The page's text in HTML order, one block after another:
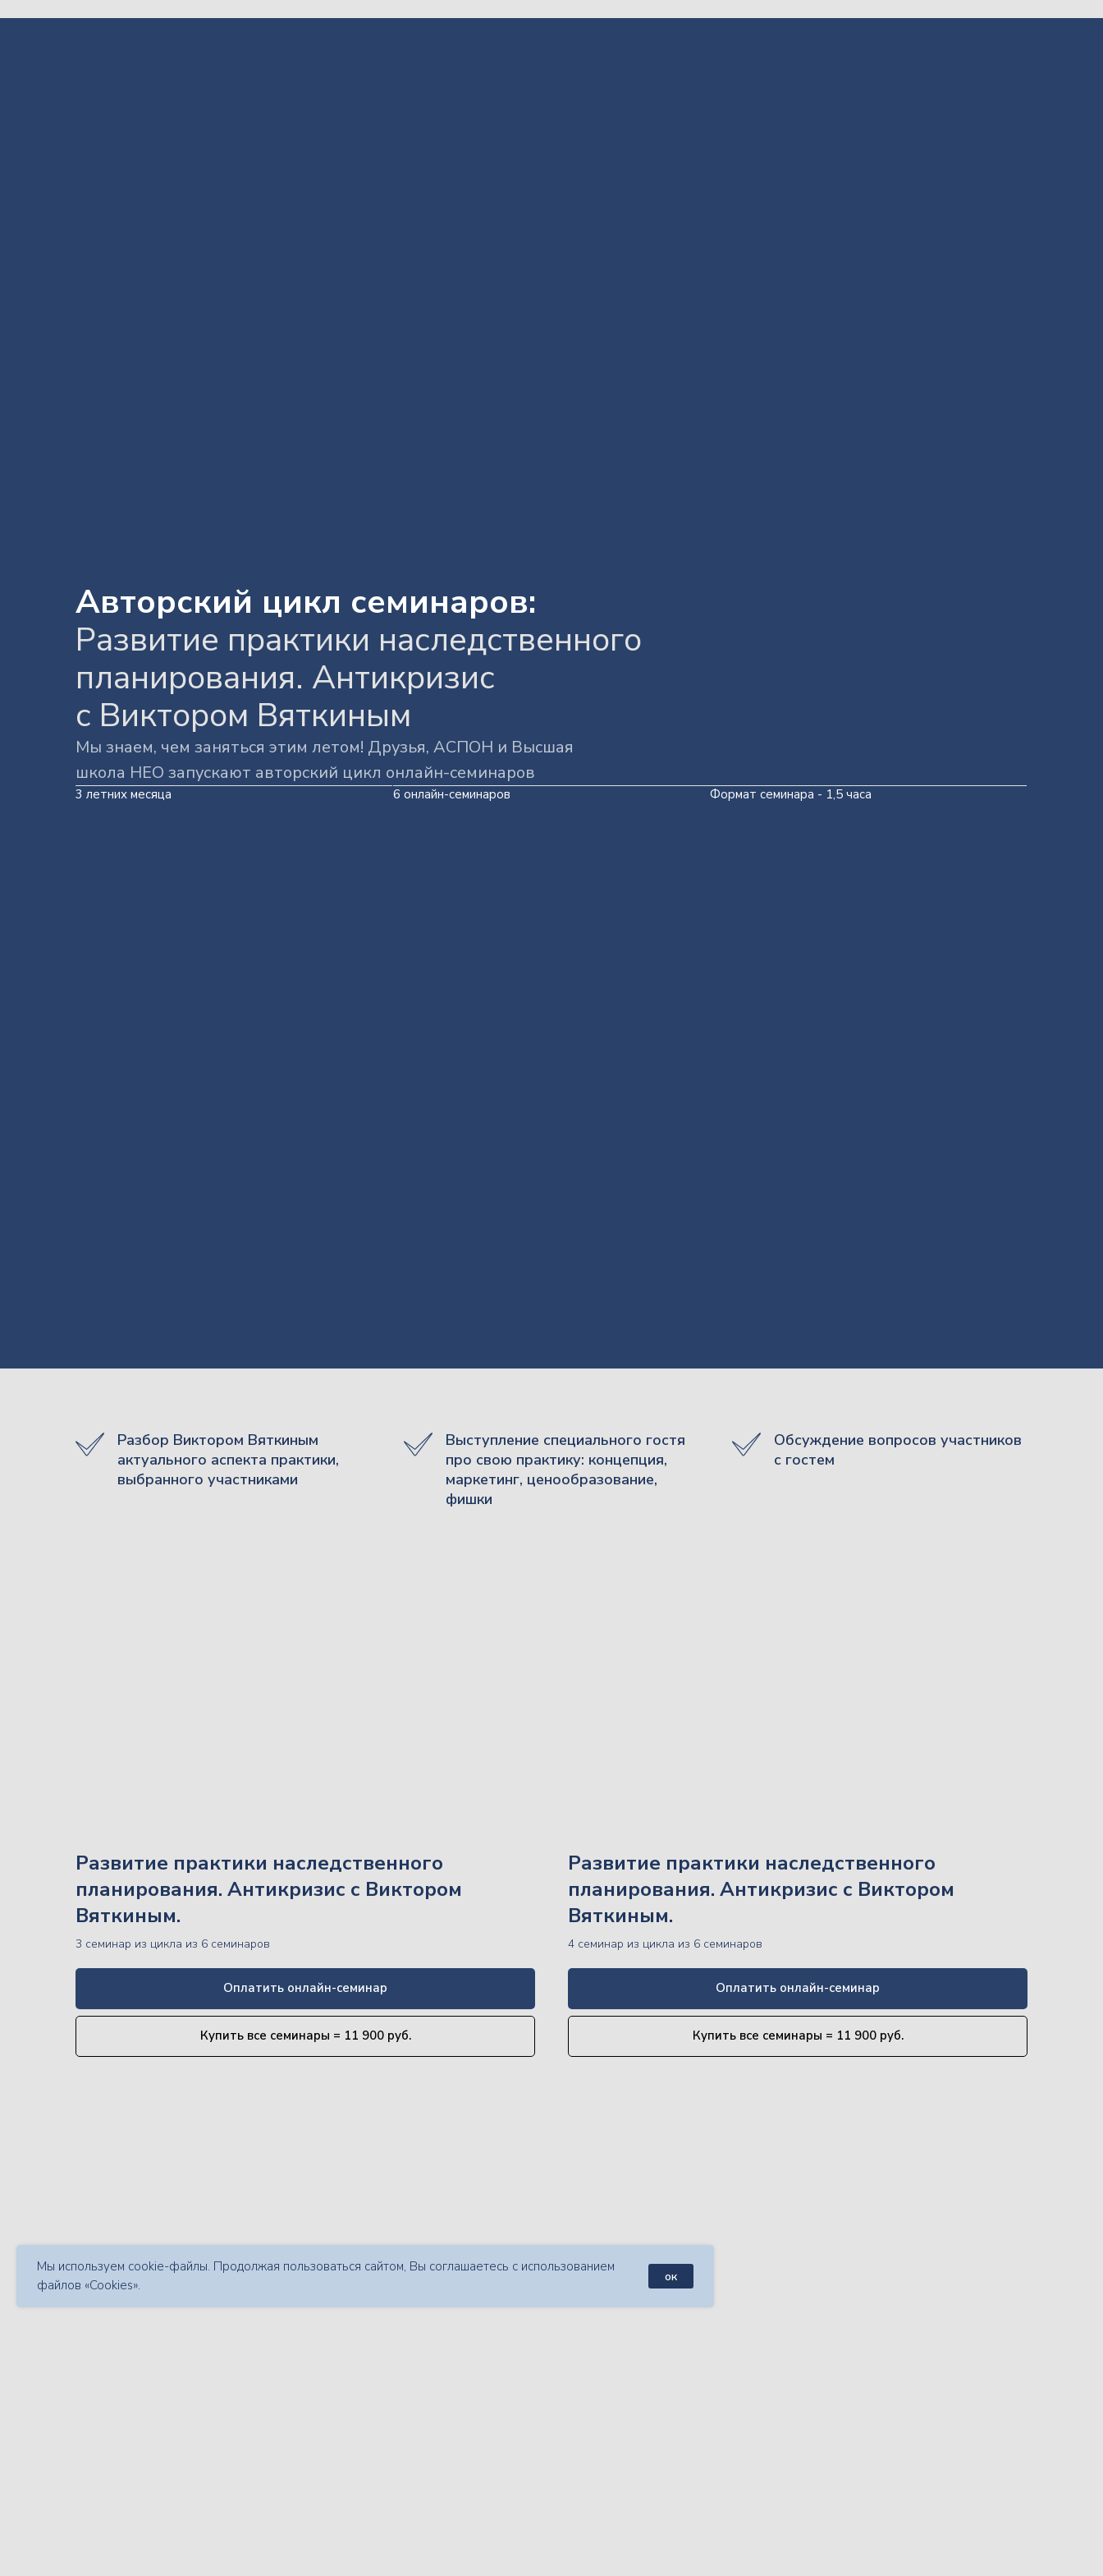
Авторский цикл семинаров:
Развитие практики наследственного
планирования. Антикризис
с Виктором Вяткиным
Мы знаем, чем заняться этим летом! Друзья, АСПОН и Высшая
школа НЕО запускают авторский цикл онлайн-семинаров
3 летних месяца 6 онлайн-семинаров Формат семинара - 1,5 часа
Разбор Виктором Вяткиным
актуального аспекта практики,
выбранного участниками
Выступление специального гостя
про свою практику: концепция,
маркетинг, ценообразование,
фишки
Обсуждение вопросов участников
с гостем
Развитие практики наследственного
планирования. Антикризис с Виктором
Вяткиным.
3 семинар из цикла из 6 семинаров
Оплатить онлайн-семинар
Купить все семинары = 11 900 руб.
Развитие практики наследственного
планирования. Антикризис с Виктором
Вяткиным.
4 семинар из цикла из 6 семинаров
Оплатить онлайн-семинар
Купить все семинары = 11 900 руб.
Мы используем cookie-файлы. Продолжая пользоваться сайтом, Вы соглашаетесь с использованием
файлов «Cookies».
ок